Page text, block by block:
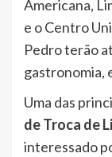
Americana,
e o Centro
Pedro terão
gastronomia,
Uma das
de Troca de
interessado